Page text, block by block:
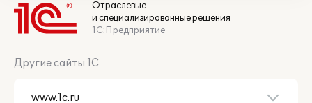
Отраслевые
и специализированные решения
1С:Предприятие
Другие сайты 1С